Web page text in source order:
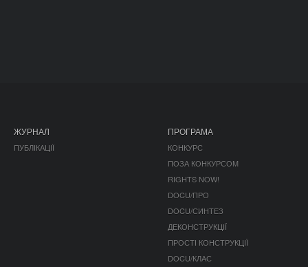
ЖУРНАЛ
ПУБЛІКАЦІЇ
ПРОГРАМА
КОНКУРС
ПОЗА КОНКУРСОМ
RIGHTS NOW!
DOCU/ПРО
DOCU/СИНТЕЗ
ДЕКОНСТРУКЦІЇ
ПРОСТІ КОНСТРУКЦІЇ
DOCU/КЛАС